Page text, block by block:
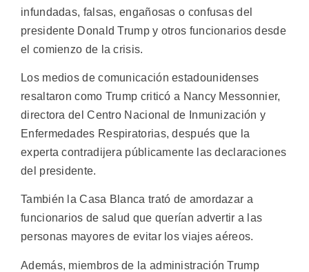
infundadas, falsas, engañosas o confusas del
presidente Donald Trump y otros funcionarios desde
el comienzo de la crisis.
Los medios de comunicación estadounidenses
resaltaron como Trump criticó a Nancy Messonnier,
directora del Centro Nacional de Inmunización y
Enfermedades Respiratorias, después que la
experta contradijera públicamente las declaraciones
del presidente.
También la Casa Blanca trató de amordazar a
funcionarios de salud que querían advertir a las
personas mayores de evitar los viajes aéreos.
Además, miembros de la administración Trump